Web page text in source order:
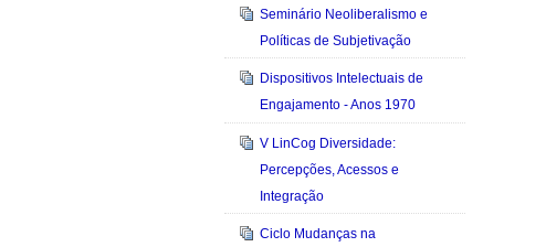
Seminário Neoliberalismo e
Políticas de Subjetivação
Dispositivos Intelectuais de
Engajamento - Anos 1970
V LinCog Diversidade:
Percepções, Acessos e
Integração
Ciclo Mudanças na